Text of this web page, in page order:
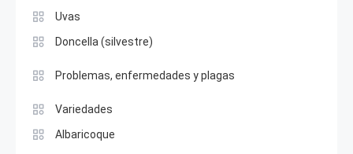
Uvas
Doncella (silvestre)
Problemas, enfermedades y plagas
Variedades
Albaricoque